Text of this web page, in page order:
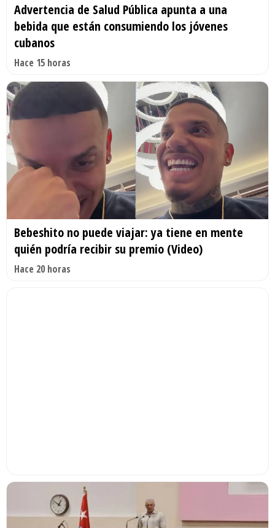
Advertencia de Salud Pública apunta a una
bebida que están consumiendo los jóvenes
cubanos
Hace 15 horas
Bebeshito no puede viajar: ya tiene en mente
quién podría recibir su premio (Video)
Hace 20 horas